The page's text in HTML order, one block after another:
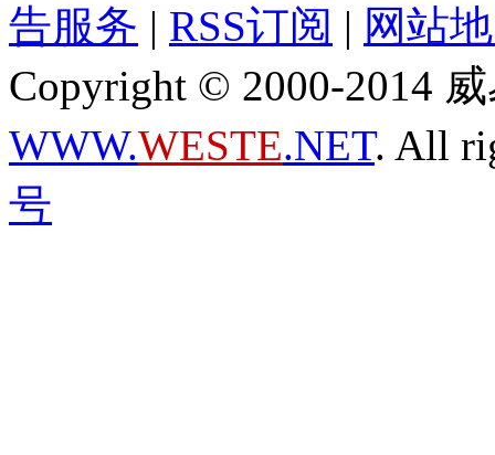
告服务 | RSS订阅 | 网站
Copyright © 2000-2014
WWW.WESTE.NET. All
号